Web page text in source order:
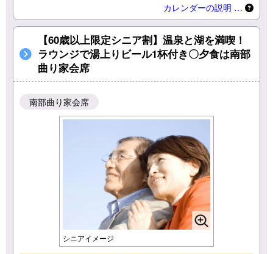
カレンダーの説明 …
【60歳以上限定シニア割】温泉と湖を満喫！
ラウンジで湯上りビール1杯付き〇夕食は南部
曲り家会席
南部曲り家会席
シニアイメージ